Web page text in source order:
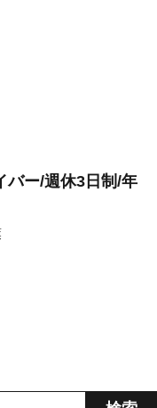
バー/週休3日制/年